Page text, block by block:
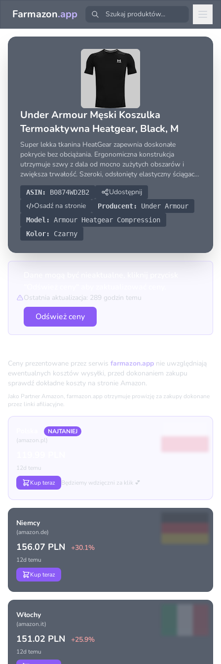
Farmazon.app
Under Armour Męski Koszulka
Termoaktywna Heatgear, Black, M
Super lekka tkanina HeatGear zapewnia doskonałe
pokrycie bez obciążania. Ergonomiczna konstrukcja
utrzymuje szwy z dala od mocno zużytych obszarów i
zwiększa trwałość. Szeroki, odsłonięty elastyczny ściągacz
ze znacznikami słownymi. Zaktualizowana konstrukcja
klina zapewnia optymalne wsparcie i komfort. Boczna
kieszeń
ASIN: B0874WD2B2
Udostępnij
Osadź na stronie
Producent:
Under Armour
Model:
Armour Heatgear Compression
Kolor:
Czarny
Ostatnia aktualizacja: 289 godzin temu
Odśwież ceny
Ceny prezentowane przez serwis farmazon.app nie uwzględniają
ewentualnych kosztów wysyłki, przed dokonaniem zakupu
sprawdź dokładne koszty na stronie Amazon.
Jako Partner Amazon, farmazon.app otrzymuje prowizję za zakupy dokonane
przez linki afiliacyjne.
NAJTANIEJ
(amazon.pl)
12d temu
Kup teraz
Będziemy wdzięczni za klik 💕
Niemcy
(amazon.de)
156.07 PLN +30.1%
12d temu
Kup teraz
Włochy
(amazon.it)
151.02 PLN +25.9%
12d temu